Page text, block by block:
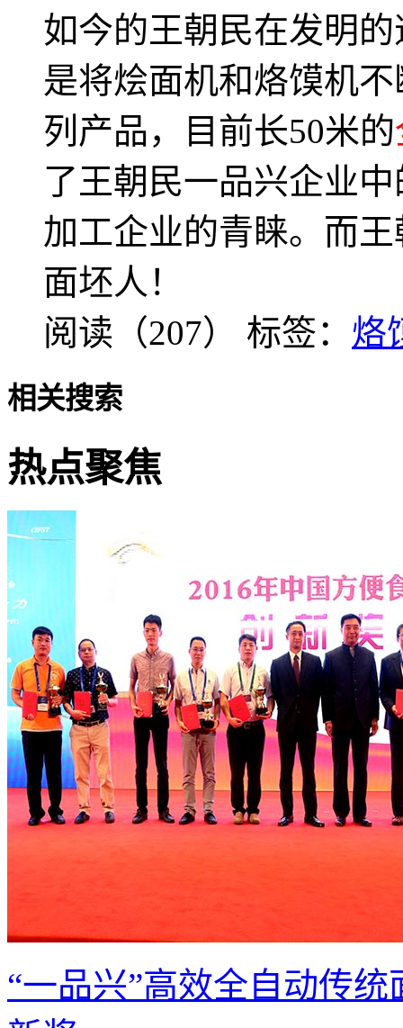
如今的王朝民在发明
是将烩面机和烙馍机
列产品，目前长50米的
了王朝民一品兴企业
加工企业的青睐。而
面坯人！
阅读（207） 标签： 烙
相关搜索
热点聚焦
“一品兴”高效全自动传